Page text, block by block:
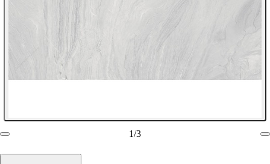
1/3